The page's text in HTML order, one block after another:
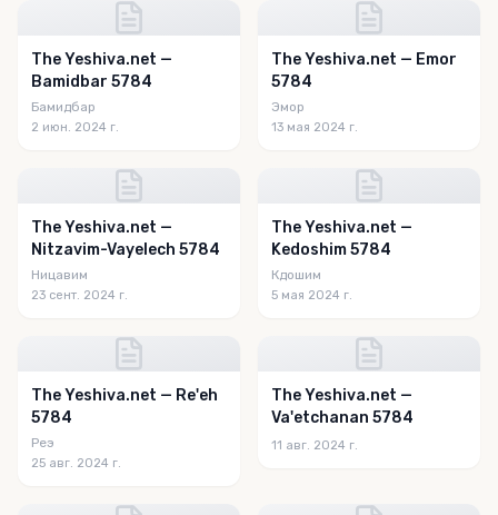
The Yeshiva.net —
Bamidbar 5784
Бамидбар
2 июн. 2024 г.
The Yeshiva.net — Emor
5784
Эмор
13 мая 2024 г.
The Yeshiva.net —
Nitzavim-Vayelech 5784
Ницавим
23 сент. 2024 г.
The Yeshiva.net —
Kedoshim 5784
Кдошим
5 мая 2024 г.
The Yeshiva.net — Re'eh
5784
Реэ
25 авг. 2024 г.
The Yeshiva.net —
Va'etchanan 5784
11 авг. 2024 г.